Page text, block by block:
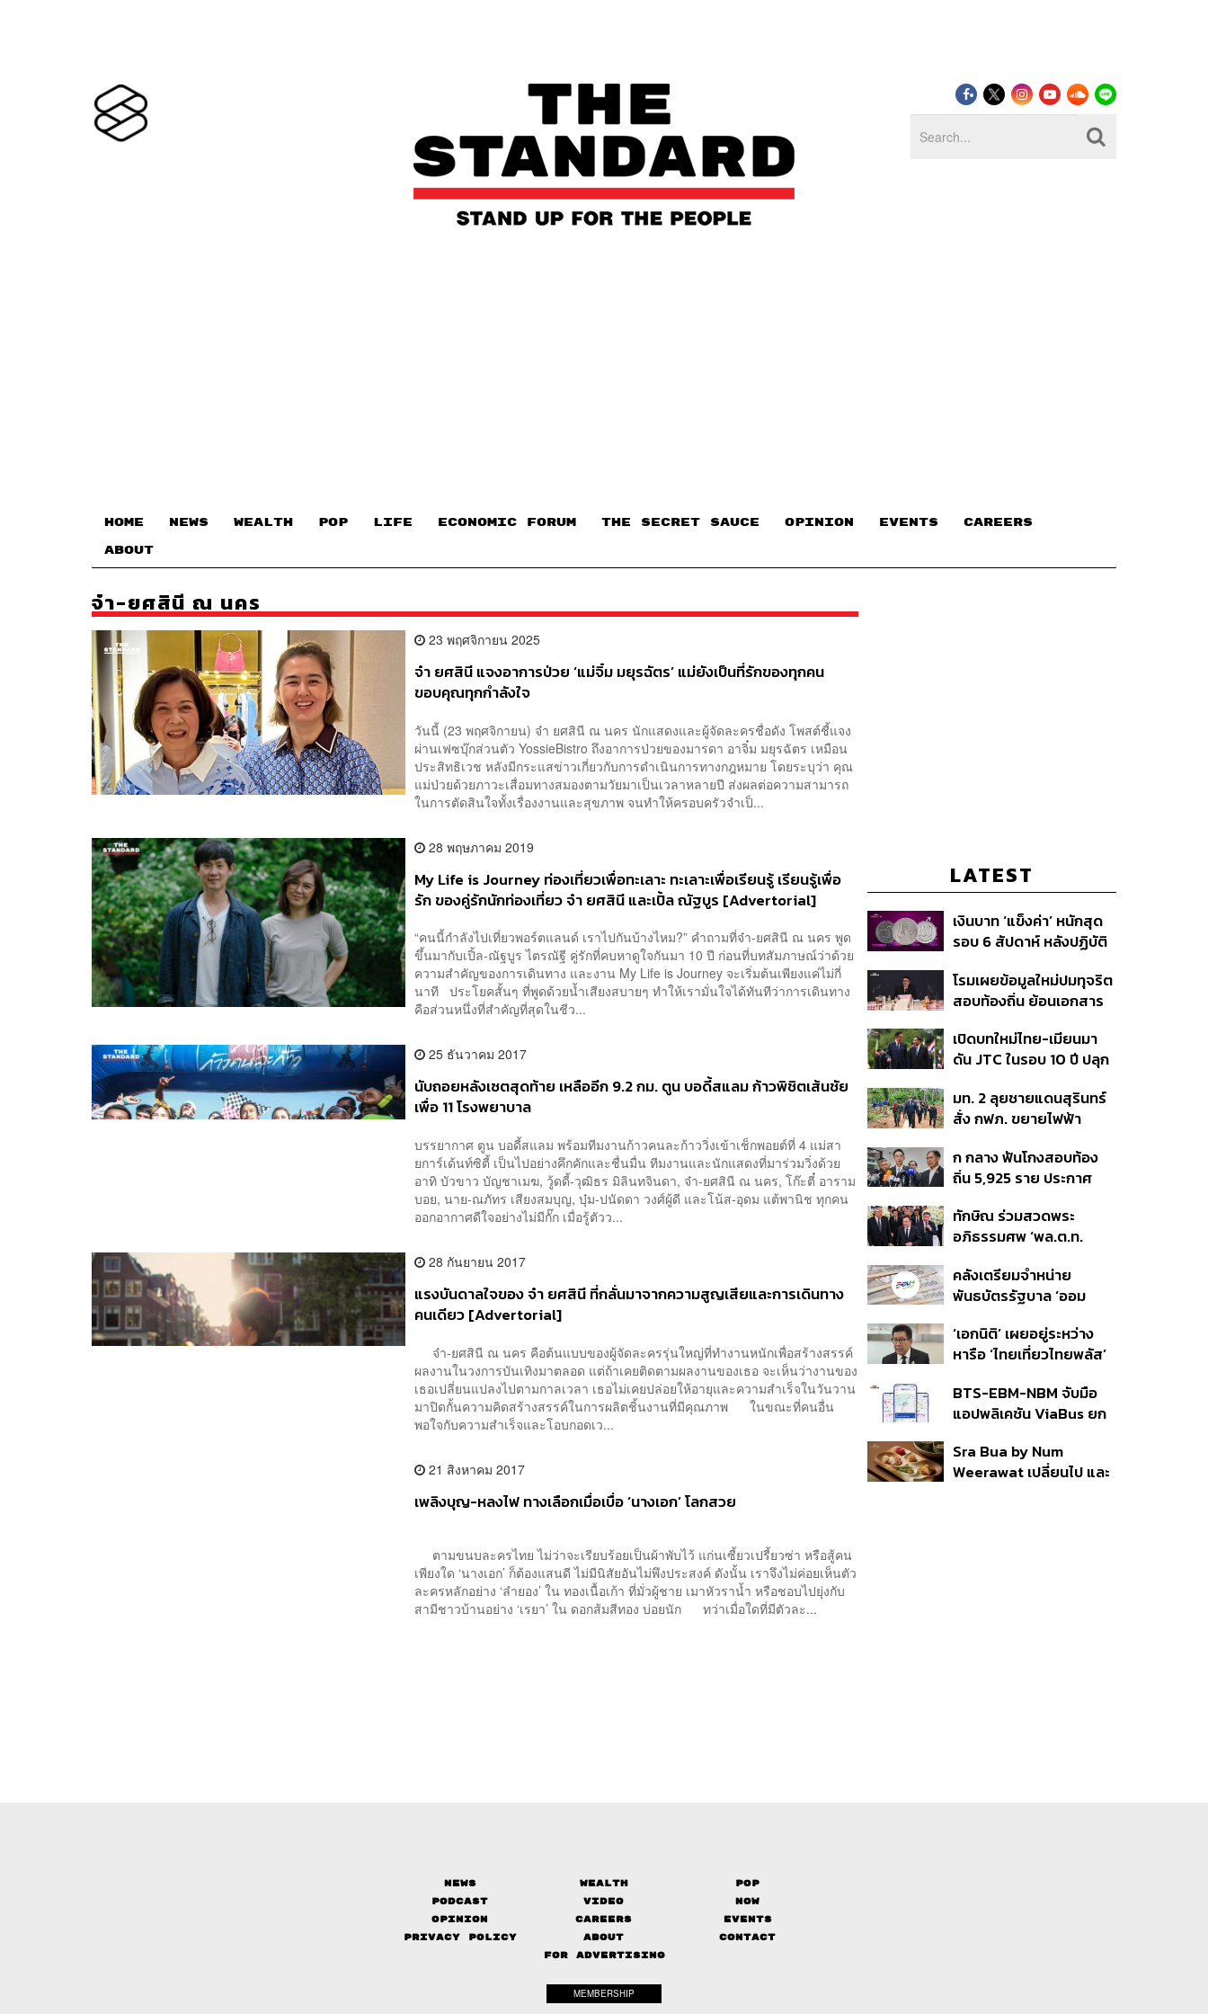
HOME NEWS WEALTH POP LIFE ECONOMIC FORUM THE SECRET SAUCE​ OPINION EVENTS CAREERS
ABOUT
จ๋า-ยศสินี ณ นคร
23 พฤศจิกายน 2025
จ๋า ยศสินี แจงอาการป่วย ‘แม่จิ๋ม มยุรฉัตร’ แม่ยังเป็นที่รักของทุกคน
ขอบคุณทุกกำลังใจ
วันนี้ (23 พฤศจิกายน) จ๋า ยศสินี ณ นคร นักแสดงและผู้จัดละครชื่อดัง โพสต์ชี้แจง
ผ่านเฟซบุ๊กส่วนตัว YossieBistro ถึงอาการป่วยของมารดา อาจิ๋ม มยุรฉัตร เหมือน
ประสิทธิเวช หลังมีกระแสข่าวเกี่ยวกับการดำเนินการทางกฎหมาย โดยระบุว่า คุณ
แม่ป่วยด้วยภาวะเสื่อมทางสมองตามวัยมาเป็นเวลาหลายปี ส่งผลต่อความสามารถ
ในการตัดสินใจทั้งเรื่องงานและสุขภาพ จนทำให้ครอบครัวจำเป็...
28 พฤษภาคม 2019
My Life is Journey ท่องเที่ยวเพื่อทะเลาะ ทะเลาะเพื่อเรียนรู้ เรียนรู้เพื่อ
รัก ของคู่รักนักท่องเที่ยว จ๋า ยศสินี และเปิ้ล ณัฐบูร [Advertorial]
“คนนี้กำลังไปเที่ยวพอร์ตแลนด์ เราไปกันบ้างไหม?” คำถามที่จ๋า-ยศสินี ณ นคร พูด
ขึ้นมากับเปิ้ล-ณัฐบูร ไตรณัฐี คู่รักที่คบหาดูใจกันมา 10 ปี ก่อนที่บทสัมภาษณ์ว่าด้วย
ความสำคัญของการเดินทาง และงาน My Life is Journey จะเริ่มต้นเพียงแค่ไม่กี่
นาที ประโยคสั้นๆ ที่พูดด้วยน้ำเสียงสบายๆ ทำให้เรามั่นใจได้ทันทีว่าการเดินทาง
คือส่วนหนึ่งที่สำคัญที่สุดในชีว...
25 ธันวาคม 2017
นับถอยหลังเซตสุดท้าย เหลืออีก 9.2 กม. ตูน บอดี้สแลม ก้าวพิชิตเส้นชัย
เพื่อ 11 โรงพยาบาล
บรรยากาศ ตูน บอดี้สแลม พร้อมทีมงานก้าวคนละก้าววิ่งเข้าเช็กพอยต์ที่ 4 แม่สา
ยการ์เด้นท์ซิตี้ เป็นไปอย่างคึกคักและชื่นมื่น ทีมงานและนักแสดงที่มาร่วมวิ่งด้วย
อาทิ บัวขาว บัญชาเมฆ, วู้ดดี้-วุฒิธร มิลินทจินดา, จ๋า-ยศสินี ณ นคร, โก๊ะตี๋ อาราม
บอย, นาย-ณภัทร เสียงสมบุญ, บุ๋ม-ปนัดดา วงศ์ผู้ดี และโน้ส-อุดม แต้พานิช ทุกคน
ออกอากาศดีใจอย่างไม่มีกั๊ก เมื่อรู้ตัวว...
28 กันยายน 2017
แรงบันดาลใจของ จ๋า ยศสินี ที่กลั่นมาจากความสูญเสียและการเดินทาง
คนเดียว [Advertorial]
จ๋า-ยศสินี ณ นคร คือต้นแบบของผู้จัดละครรุ่นใหญ่ที่ทำงานหนักเพื่อสร้างสรรค์
ผลงานในวงการบันเทิงมาตลอด แต่ถ้าเคยติดตามผลงานของเธอ จะเห็นว่างานของ
เธอเปลี่ยนแปลงไปตามกาลเวลา เธอไม่เคยปล่อยให้อายุและความสำเร็จในวันวาน
มาปิดกั้นความคิดสร้างสรรค์ในการผลิตชิ้นงานที่มีคุณภาพ ในขณะที่คนอื่น
พอใจกับความสำเร็จและโอบกอดเว...
21 สิงหาคม 2017
เพลิงบุญ-หลงไฟ ทางเลือกเมื่อเบื่อ ‘นางเอก’ โลกสวย
ตามขนบละครไทย ไม่ว่าจะเรียบร้อยเป็นผ้าพับไว้ แก่นเซี้ยวเปรี้ยวซ่า หรือสู้คน
เพียงใด ‘นางเอก’ ก็ต้องแสนดี ไม่มีนิสัยอันไม่พึงประสงค์ ดังนั้น เราจึงไม่ค่อยเห็นตัว
ละครหลักอย่าง ‘ลำยอง’ ใน ทองเนื้อเก้า ที่มั่วผู้ชาย เมาหัวราน้ำ หรือชอบไปยุ่งกับ
สามีชาวบ้านอย่าง ‘เรยา’ ใน ดอกส้มสีทอง บ่อยนัก ทว่าเมื่อใดที่มีตัวละ...
LATEST
เงินบาท ‘แข็งค่า’ หนักสุด
รอบ 6 สัปดาห์ หลังปฏิบัติ
สหรัฐฯ-ญี่ปุ่น Standard
Chartered เปิดเป้าสิ้นปีนี้
ต่อดอลลาร์
โรมเผยข้อมูลใหม่ปมทุจริต
สอบท้องถิ่น ย้อนเอกสาร
อนุทิน จ่อสอบต่อเอี่ยว
ตัดตอน ม.บูรพา หรือไม่
เปิดบทใหม่ไทย-เมียนมา
ดัน JTC ในรอบ 10 ปี ปลุก
ชายแดน ท่าเรือน้ำลึก
ทวาย
มท. 2 ลุยชายแดนสุรินทร์
สั่ง กฟภ. ขยายไฟฟ้า
350’ เสริมความมั่นคง
ชายแดน
ก กลาง ฟันโกงสอบท้อง
ถิ่น 5,925 ราย ประกาศ
ราย รอ ป.ป.ช. ขีดเส้นแล้ว
เสร็จ 31 ส.ค.
ทักษิณ ร่วมสวดพระ
อภิธรรมศพ ‘พล.ต.ท.
สิน’ สิริอายุ 103 ปี แกนนำ
เพื่อไทย-บุคคลหลาก
คลังเตรียมจำหน่าย
พันธบัตรรัฐบาล ‘ออม
ก.ย.นี้ อาจเพิ่มสัดส่วนการ
ขายแบบ Small Lot First
‘เอกนิติ’ เผยอยู่ระหว่าง
หารือ ‘ไทยเที่ยวไทยพลัส’
แสนล้าน มั่นใจงบต่อ ‘ไทย
ช่วยไทย พลัส’ เฟส 2 มี
BTS-EBM-NBM จับมือ
แอปพลิเคชัน ViaBus ยก
รถไฟฟ้า 3 สายแบบเรียล
ไทม์
Sra Bua by Num
Weerawat เปลี่ยนไป และ
News Wealth
Pop
Podcast
Video
Now
Opinion
Careers
Events
Privacy Policy
About
Contact
FOR ADVERTISING
MEMBERSHIP